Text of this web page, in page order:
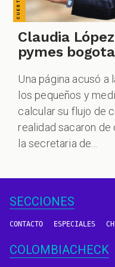
Claudia
pymes
Una página acusó a
los pequeños y
calcular su flujo de
realidad sacaron
la secretaria de...
SECCIONES
CONTACTO ESPECIALES
COLOMBIACHECK